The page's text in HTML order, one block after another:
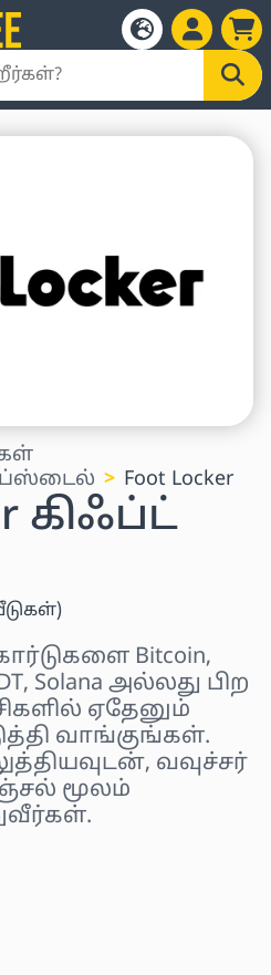
Foot Locker
கிஃப்ட்
)
Bitcoin,
Solana அல்லது பிற
ஏதேனும்
வாங்குங்கள்.
வவுச்சர்
மூலம்